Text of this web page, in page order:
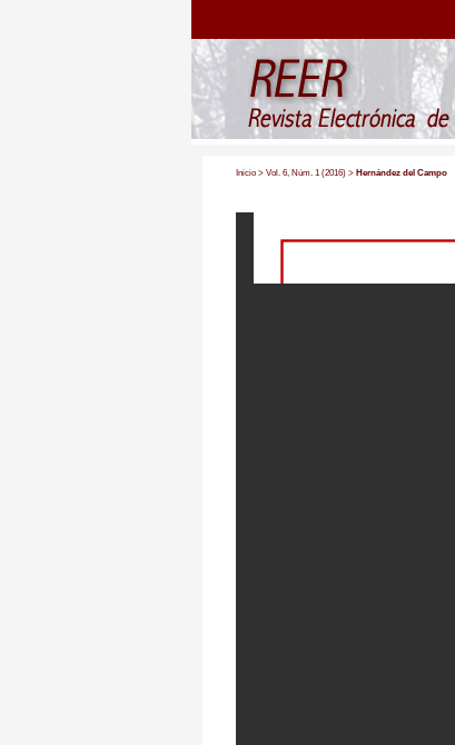
Inicio > Vol. 6, Núm. 1 (2016) > Hernández del Campo